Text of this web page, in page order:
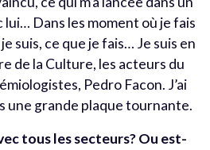
lui… Dans les moment où je fais
suis, ce que je fais… Je suis en
de la Culture, les acteurs du
Pedro Facon. J’ai
une grande plaque tournante.
tous les secteurs? Ou est-